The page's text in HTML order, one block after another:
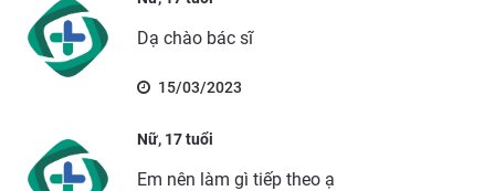
Dạ chào bác sĩ
15/03/2023
Nữ, 17 tuổi
Em nên làm gì tiếp theo ạ